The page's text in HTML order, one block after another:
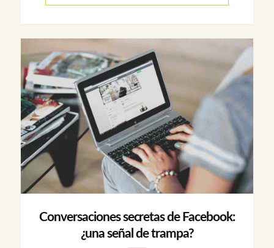
Conversaciones secretas de Facebook:
¿una señal de trampa?